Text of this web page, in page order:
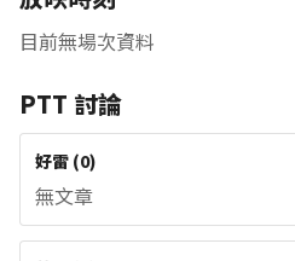
目前無場次資料
PTT 討論
好雷 (0)
無文章